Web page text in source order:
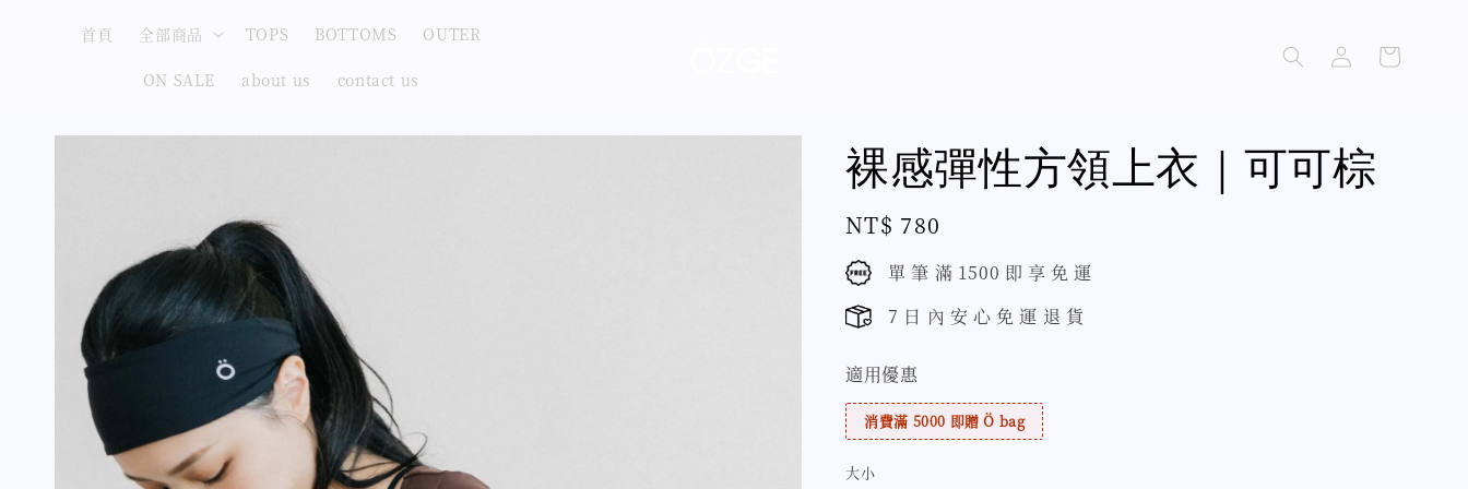
首頁 全部商品 TOPS BOTTOMS OUTER
ON SALE about us contact us
裸感彈性方領上衣｜可可棕
Regular
price
NT$ 780
單 筆 滿 1500 即 享 免 運
7 日 內 安 心 免 運 退 貨
適用優惠
消費滿 5000 即贈 Ö bag
大小